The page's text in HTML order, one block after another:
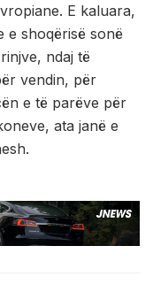
E kaluara,
e shoqërisë sonë
ndaj të
vendin, për
e të parëve për
ata janë e